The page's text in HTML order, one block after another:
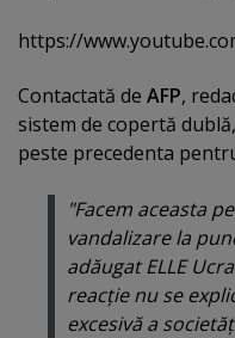
https://
Contactată de AFP,
sistem de copertă
peste precedenta
"Facem aceasta
vandalizare la
adăugat ELLE
reacţie nu se
excesivă a